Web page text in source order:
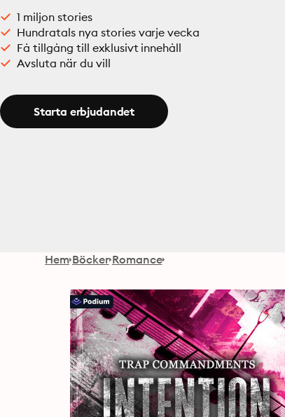
1 miljon stories
Hundratals nya stories varje vecka
Få tillgång till exklusivt innehåll
Avsluta när du vill
Starta erbjudandet
Hem Böcker Romance